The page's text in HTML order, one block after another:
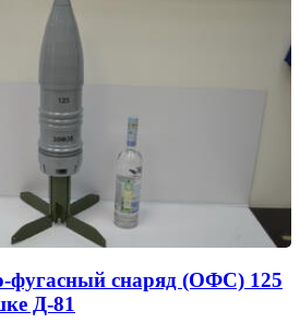
фугасный снаряд (ОФС) 125
Д-81